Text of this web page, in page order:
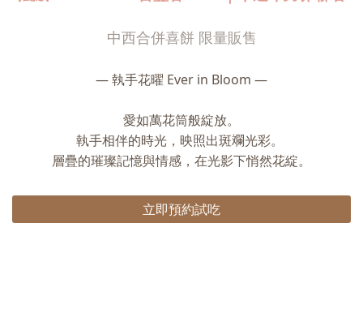
中西合併喜餅 限量販售
— 執手花曜 Ever in Bloom —
愛如萬花筒般綻放。
執手相伴的時光，映照出斑斕光彩。
層疊的璀璨記憶與情感，在光影下悄然花綻。
立即預約試吃